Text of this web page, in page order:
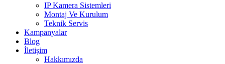
IP Kamera Sistemleri
Montaj Ve Kurulum
Teknik Servis
Kampanyalar
Blog
İletişim
Hakkımızda